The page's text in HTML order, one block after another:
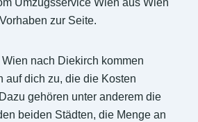
Umzugsservice Wien aus Wien
zur Seite.
nach Diekirch kommen
auf dich zu, die die Kosten
gehören unter anderem die
beiden Städten, die Menge an